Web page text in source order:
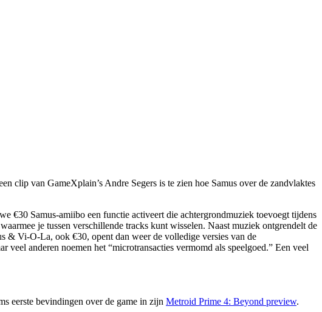
clip van GameXplain’s Andre Segers is te zien hoe Samus over de zandvlaktes
€30 Samus-amiibo een functie activeert die achtergrondmuziek toevoegt tijdens
je tussen verschillende tracks kunt wisselen. Naast muziek ontgrendelt de
& Vi-O-La, ook €30, opent dan weer de volledige versies van de
veel anderen noemen het “microtransacties vermomd als speelgoed.” Een veel
eerste bevindingen over de game in zijn Metroid Prime 4: Beyond preview.